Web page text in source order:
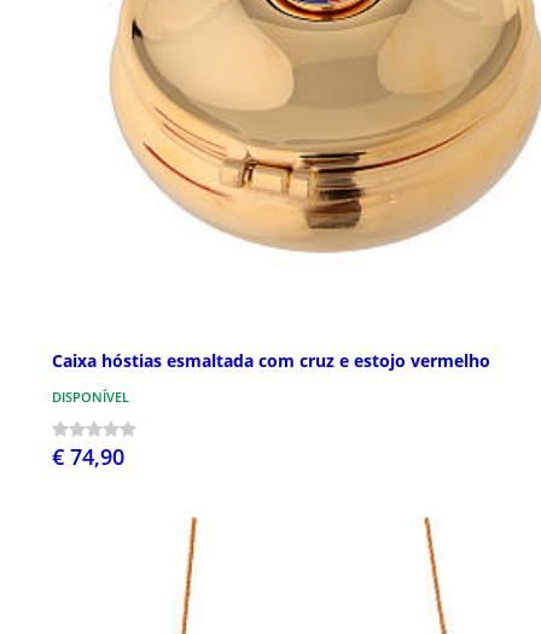
Caixa hóstias esmaltada com cruz e estojo vermelho
DISPONÍVEL
€ 74,90